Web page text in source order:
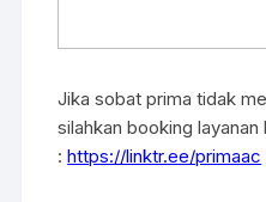
Jika sobat prima tidak
silahkan booking
:https://linktr.ee/primaac